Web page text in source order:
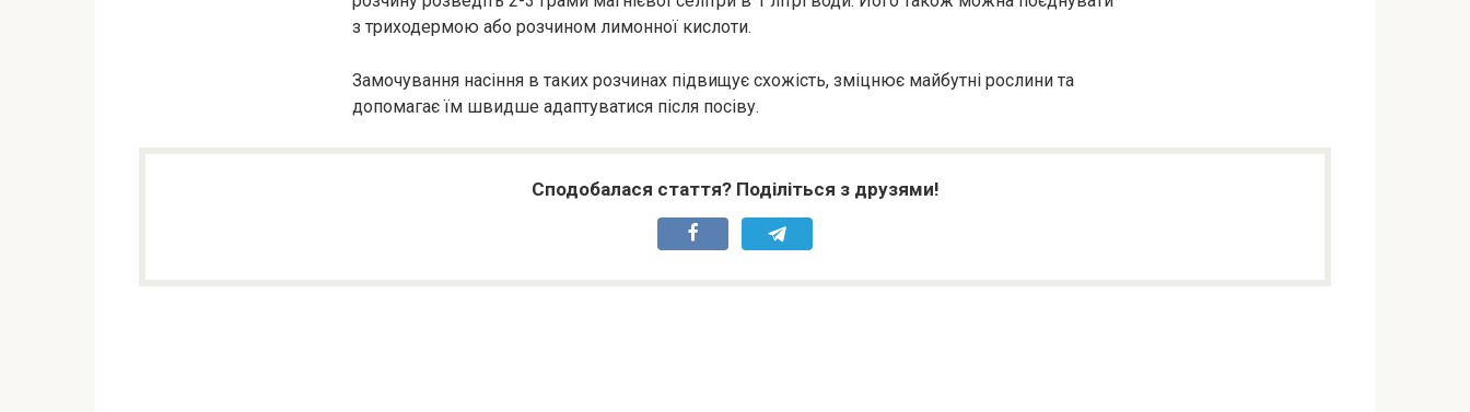
з триходермою або розчином лимонної кислоти.
Замочування насіння в таких розчинах підвищує схожість, зміцнює майбутні рослини та
допомагає їм швидше адаптуватися після посіву.
Сподобалася стаття? Поділіться з друзями!